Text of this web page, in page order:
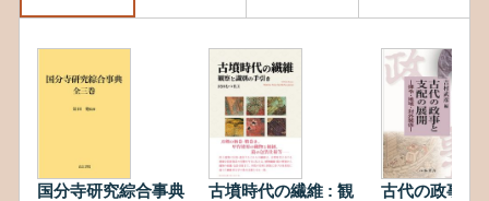
国分寺研究綜合事典
古墳時代の繊維 : 観
古代の政事と